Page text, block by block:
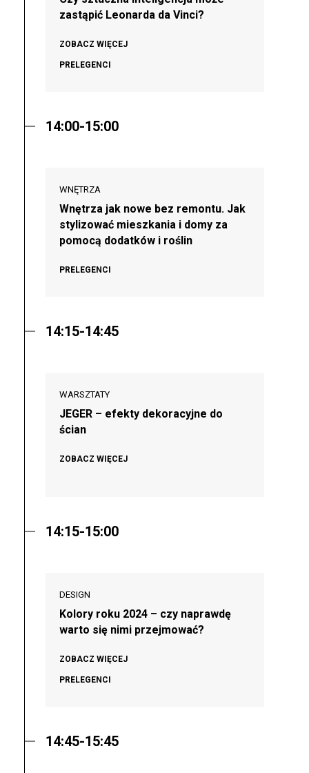
zastąpić Leonarda da Vinci?
ZOBACZ WIĘCEJ
PRELEGENCI
14:00-15:00
WNĘTRZA
Wnętrza jak nowe bez remontu. Jak
stylizować mieszkania i domy za
pomocą dodatków i roślin
PRELEGENCI
14:15-14:45
WARSZTATY
JEGER – efekty dekoracyjne do
ścian
ZOBACZ WIĘCEJ
14:15-15:00
DESIGN
Kolory roku 2024 – czy naprawdę
warto się nimi przejmować?
ZOBACZ WIĘCEJ
PRELEGENCI
14:45-15:45